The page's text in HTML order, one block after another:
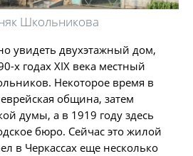
Школьникова
увидеть двухэтажный дом,
х годах XIX века местный
Некоторое время в
община, затем
думы, а в 1919 году здесь
бюро. Сейчас это жилой
в Черкассах еще несколько